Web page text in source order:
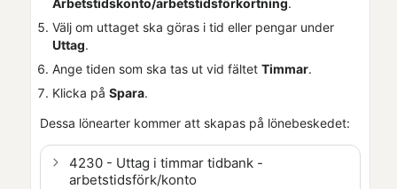
Arbetstidskonto/arbetstidsförkortning.
Välj om uttaget ska göras i tid eller pengar under
Uttag.
Ange tiden som ska tas ut vid fältet Timmar.
Klicka på Spara.
Dessa lönearter kommer att skapas på lönebeskedet:
4230 - Uttag i timmar tidbank -
arbetstidsförk/konto